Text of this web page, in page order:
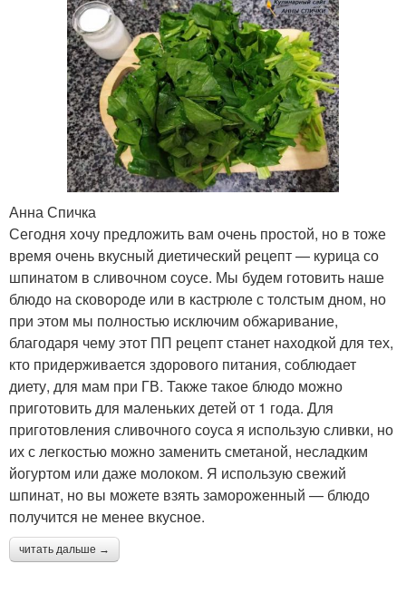
Анна Спичка
Сегодня хочу предложить вам очень простой, но в тоже
время очень вкусный диетический рецепт — курица со
шпинатом в сливочном соусе. Мы будем готовить наше
блюдо на сковороде или в кастрюле с толстым дном, но
при этом мы полностью исключим обжаривание,
благодаря чему этот ПП рецепт станет находкой для тех,
кто придерживается здорового питания, соблюдает
диету, для мам при ГВ. Также такое блюдо можно
приготовить для маленьких детей от 1 года. Для
приготовления сливочного соуса я использую сливки, но
их с легкостью можно заменить сметаной, несладким
йогуртом или даже молоком. Я использую свежий
шпинат, но вы можете взять замороженный — блюдо
получится не менее вкусное.
читать дальше →